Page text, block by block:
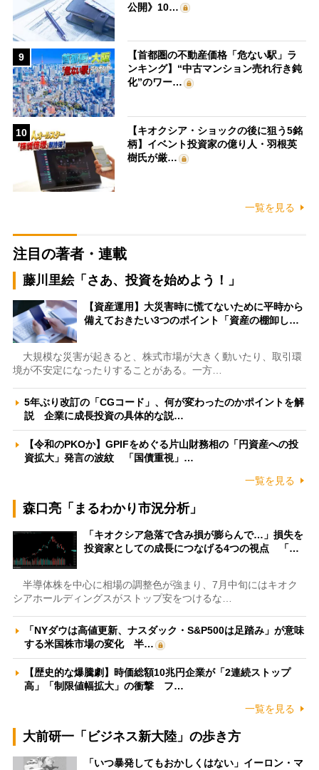
公開》10…
9
【首都圏の不動産価格「危ない駅」ラ
ンキング】“中古マンション売れ行き鈍
化”のワー…
10
【キオクシア・ショックの後に狙う5銘
柄】イベント投資家の億り人・羽根英
樹氏が厳…
一覧を見る
注目の著者・連載
藤川里絵「さあ、投資を始めよう！」
【資産運用】大災害時に慌てないために平時から
備えておきたい3つのポイント「資産の棚卸し…
大規模な災害が起きると、株式市場が大きく動いたり、取引環
境が不安定になったりすることがある。一方…
5年ぶり改訂の「CGコード」、何が変わったのかポイントを解
説 企業に成長投資の具体的な説…
【令和のPKOか】GPIFをめぐる片山財務相の「円資産への投
資拡大」発言の波紋 「国債重視」…
一覧を見る
森口亮「まるわかり市況分析」
「キオクシア急落で含み損が膨らんで…」損失を
投資家としての成長につなげる4つの視点 「…
半導体株を中心に相場の調整色が強まり、7月中旬にはキオク
シアホールディングスがストップ安をつけるな…
「NYダウは高値更新、ナスダック・S&P500は足踏み」が意味
する米国株市場の変化 半…
【歴史的な爆騰劇】時価総額10兆円企業が「2連続ストップ
高」「制限値幅拡大」の衝撃 フ…
一覧を見る
大前研一「ビジネス新大陸」の歩き方
「いつ暴発してもおかしくはない」イーロン・マ